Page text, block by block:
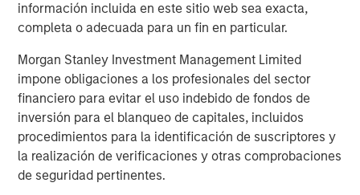
información incluida en este sitio web sea exacta,
completa o adecuada para un fin en particular.
Morgan Stanley Investment Management Limited
impone obligaciones a los profesionales del sector
financiero para evitar el uso indebido de fondos de
inversión para el blanqueo de capitales, incluidos
procedimientos para la identificación de suscriptores y
la realización de verificaciones y otras comprobaciones
de seguridad pertinentes.
The MSIM Quantitative Duration
Strategy Model: A Factor-Based
Approach to Managing Interest Rates
Anton Heese and Matas Vala explore the
Quantitative Duration Strategy Model, one of the
proprietary tools the team uses to enhance their
investment process, as it helps provide structure
and rigour with identifying and processing
relevant and important data.